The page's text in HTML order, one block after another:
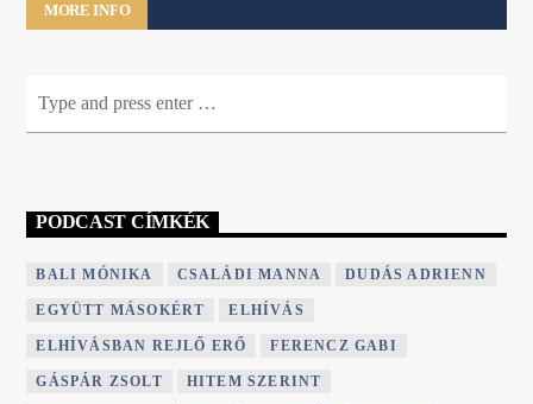
MORE INFO
PODCAST CÍMKÉK
BALI MÓNIKA CSALÁDI MANNA DUDÁS ADRIENN
EGYÜTT MÁSOKÉRT ELHÍVÁS
ELHÍVÁSBAN REJLŐ ERŐ FERENCZ GABI
GÁSPÁR ZSOLT HITEM SZERINT